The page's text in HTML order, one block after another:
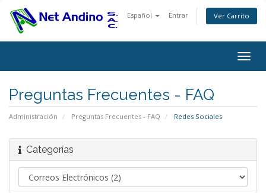
Español Entrar Ver Carrito
Preguntas Frecuentes - FAQ
Administración Preguntas Frecuentes - FAQ Redes Sociales
Categorías